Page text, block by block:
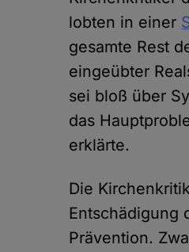
lobten in einer
gesamte Rest
eingeübter
sei bloß über
das
erklärte.
Die
Entschädigung
Prävention.